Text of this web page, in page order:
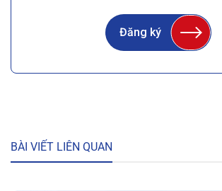
Đăng ký
BÀI VIẾT LIÊN QUAN